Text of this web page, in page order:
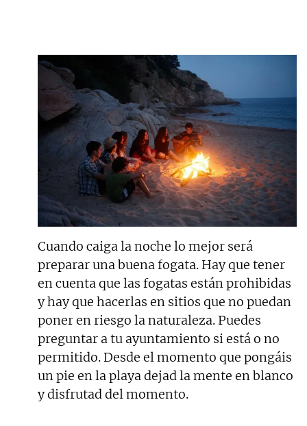
Cuando caiga la noche lo mejor será
preparar una buena fogata. Hay que tener
en cuenta que las fogatas están prohibidas
y hay que hacerlas en sitios que no puedan
poner en riesgo la naturaleza. Puedes
preguntar a tu ayuntamiento si está o no
permitido. Desde el momento que pongáis
un pie en la playa dejad la mente en blanco
y disfrutad del momento.